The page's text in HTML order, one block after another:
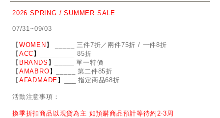
2026 SPRING / SUMMER SALE
07/31~09/03
【 WOMEN 】
___ 三件7折／兩件75折 / 一件8折
【 ACC 】
____ 85折
【 BRANDS 】
_ 單一特價
【 AMABRO 】
_ 第二件85折
【 AFADMADE 】 ___ 指定商品68折
活動注意事項：
換季折扣商品以現貨為主 如預購商品預計等待約2-3周